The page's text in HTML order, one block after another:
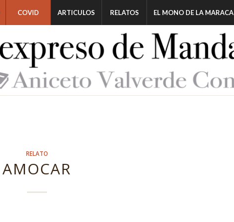
COVID ARTICULOS RELATOS EL MONO DE LA MARACA
RELATO
AMOCAR